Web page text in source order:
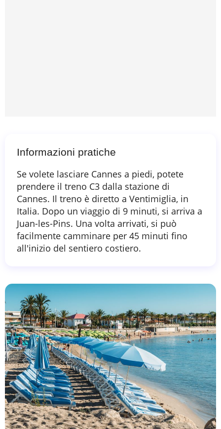
Informazioni pratiche
Se volete lasciare Cannes a piedi, potete
prendere il treno C3 dalla stazione di
Cannes. Il treno è diretto a Ventimiglia, in
Italia. Dopo un viaggio di 9 minuti, si arriva a
Juan-les-Pins. Una volta arrivati, si può
facilmente camminare per 45 minuti fino
all'inizio del sentiero costiero.